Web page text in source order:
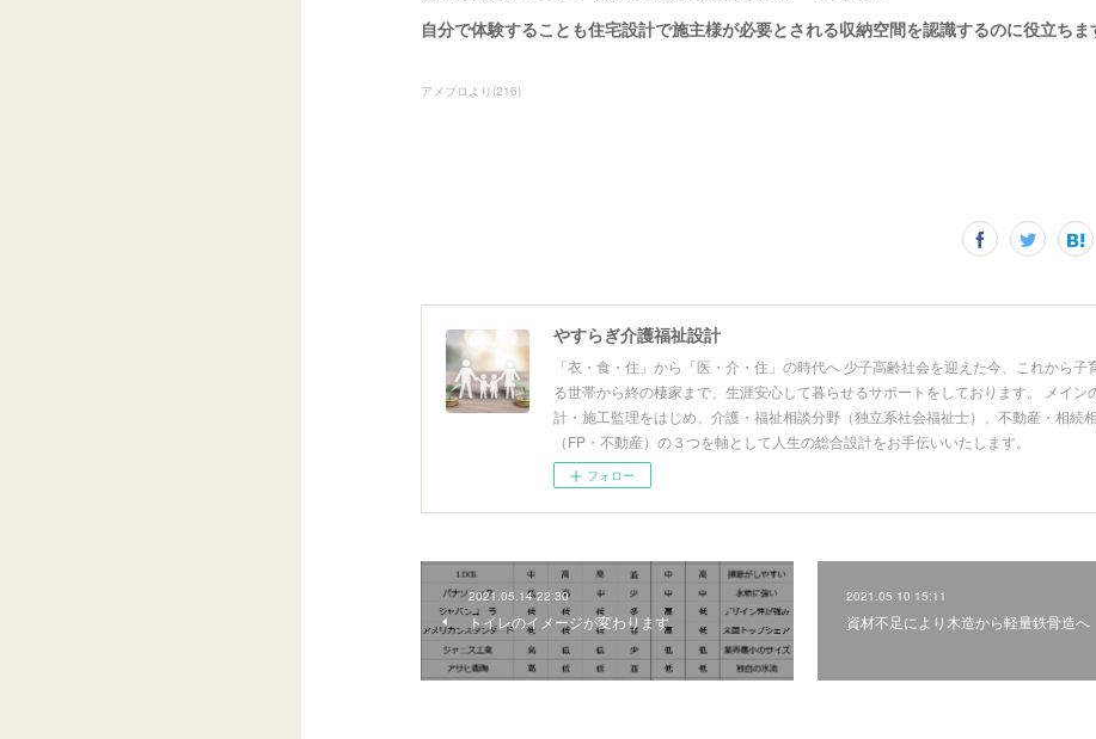
自分で体験することも住宅設計で施主様が必要とされる収納空間を認識するのに役立ちま
アメブロより (216)
やすらぎ介護福祉設計
「衣・食・住」から「医・介・住」の時代へ 少子高齢社会を迎えた今、これから子
る世帯から終の棲家まで、生涯安心して暮らせるサポートをしております。 メイン
計・施工監理をはじめ、介護・福祉相談分野（独立系社会福祉士）、不動産・相続
（FP・不動産）の３つを軸として人生の総合設計をお手伝いいたします。
フォロー
2021.05.14 22:30
トイレのイメージが変わります
2021.05.10 15:11
資材不足により木造から軽量鉄骨造へ